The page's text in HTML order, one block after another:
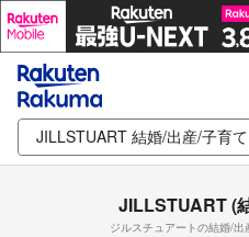
JILLSTUART (
ジルスチュアートの結婚/